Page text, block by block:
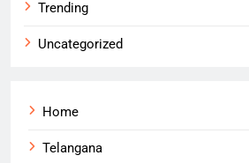
Trending
Uncategorized
Home
Telangana